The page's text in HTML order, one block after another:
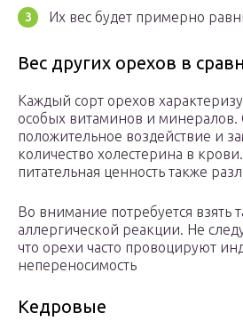
Их вес будет примерно
Вес других орехов в
Каждый сорт орехов
особых витаминов и
положительное воздействие и
количество холестерина в
питательная ценность также
Во внимание потребуется взять
аллергической реакции. Не
что орехи часто провоцируют
непереносимость
Кедровые